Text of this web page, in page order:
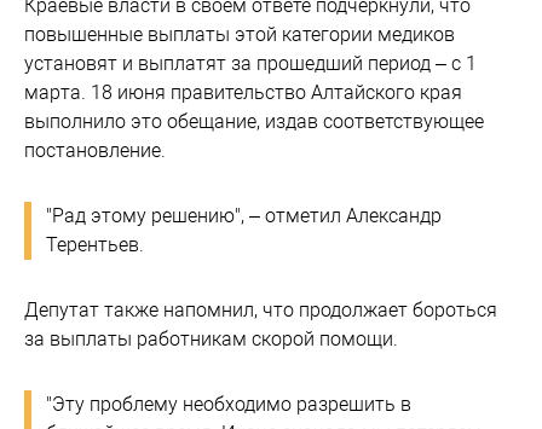
Краевые власти в своем ответе подчеркнули, что
повышенные выплаты этой категории медиков
установят и выплатят за прошедший период – с 1
марта. 18 июня правительство Алтайского края
выполнило это обещание, издав соответствующее
постановление.
"Рад этому решению", – отметил Александр
Терентьев.
Депутат также напомнил, что продолжает бороться
за выплаты работникам скорой помощи.
"Эту проблему необходимо разрешить в